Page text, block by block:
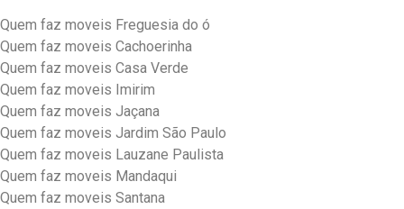
Quem faz moveis Freguesia do ó
Quem faz moveis Cachoerinha
Quem faz moveis Casa Verde
Quem faz moveis Imirim
Quem faz moveis Jaçana
Quem faz moveis Jardim São Paulo
Quem faz moveis Lauzane Paulista
Quem faz moveis Mandaqui
Quem faz moveis Santana